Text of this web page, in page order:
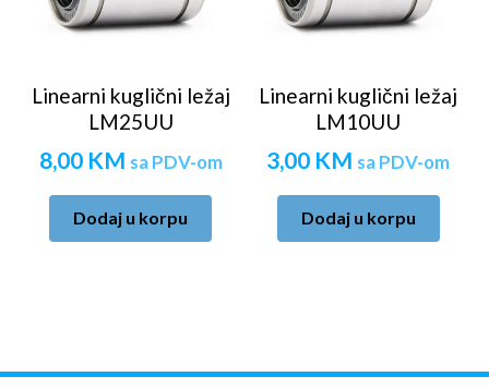
Linearni kuglični ležaj
LM25UU
8,00 KM sa PDV-om
Dodaj u korpu
Linearni kuglični ležaj
LM10UU
3,00 KM sa PDV-om
Dodaj u korpu